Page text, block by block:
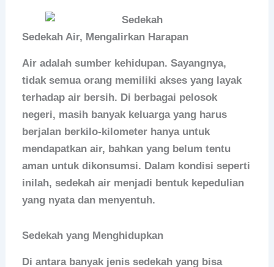
Sedekah Air, Mengalirkan Harapan
Air adalah sumber kehidupan. Sayangnya,
tidak semua orang memiliki akses yang layak
terhadap air bersih. Di berbagai pelosok
negeri, masih banyak keluarga yang harus
berjalan berkilo-kilometer hanya untuk
mendapatkan air, bahkan yang belum tentu
aman untuk dikonsumsi. Dalam kondisi seperti
inilah,sedekah air menjadi bentuk kepedulian
yang nyata dan menyentuh.
Sedekah yang Menghidupkan
Di antara banyak jenis sedekah yang bisa